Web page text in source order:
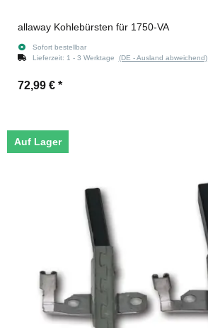
allaway Kohlebürsten für 1750-VA
Sofort bestellbar
Lieferzeit: 1 - 3 Werktage (DE - Ausland abweichend)
72,99 € *
Auf Lager